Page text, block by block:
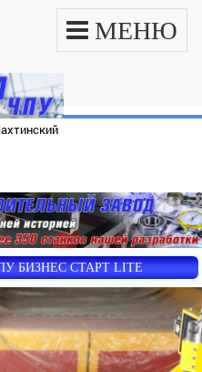
МЕНЮ
БИЗНЕС СТАРТ LITE